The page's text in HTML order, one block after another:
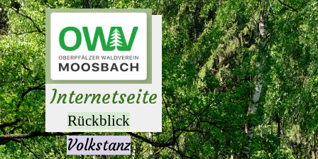
Direkt zum Seiteninhalt
Herzlich
willkommen
auf unseren
Internetseite
n
Volkstanz
Rückblick